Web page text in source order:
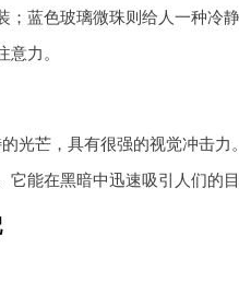
；蓝色玻璃微珠则给人一种冷
力。
光芒，具有很强的视觉冲击
能在黑暗中迅速吸引人们的